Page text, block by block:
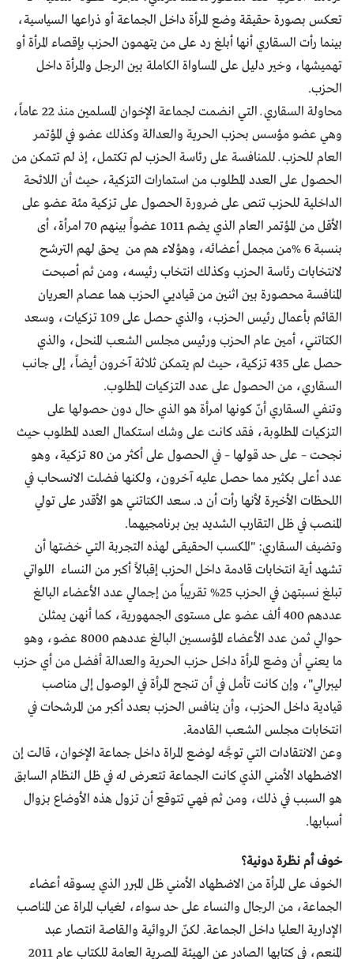
تعكس بصورة حقيقة وضع المرأة داخل الجماعة أو ذراعها السياسية،
بينما رأت السقاري أنها أبلغ رد على من يتهمون الحزب بإقصاء المرأة أو
تهميشها، وخير دليل على المساواة الكاملة بين الرجل والمرأة داخل
الحزب.
محاولة السقاري ــ التي انضمت لجماعة الإخوان المسلمين منذ 22 عاماً،
وهي عضو مؤسس بحزب الحرية والعدالة وكذلك عضو في المؤتمر
العام للحزب ــ للمنافسة على رئاسة الحزب لم تكتمل، إذ لم تتمكن من
الحصول على العدد المطلوب من استمارات التزكية، حيث أن اللائحة
الداخلية للحزب تنص على ضرورة الحصول على تزكية مئة عضو على
الأقل من المؤتمر العام الذي يضم 1011 عضواً بينهم 70 امرأة، أى
بنسبة 6 %من مجمل أعضائه، وهؤلاء هم من يحق لهم الترشح
لانتخابات رئاسة الحزب وكذلك انتخاب رئيسه، ومن ثم أصبحت
المنافسة محصورة بين اثنين من قياديي الحزب هما عصام العريان
القائم بأعمال رئيس الحزب، والذي حصل على 109 تزكيات، وسعد
الكتاتني، أمين عام الحزب ورئيس مجلس الشعب المنحل، والذي
حصل على 435 تزكية، حيث لم يتمكن ثلاثة آخرون أيضاً، إلى جانب
السقاري، من الحصول على عدد التزكيات المطلوب.
وتنفي السقاري أنّ كونها امرأة هو الذي حال دون حصولها على
التزكيات المطلوبة، فقد كانت على وشك استكمال العدد المطلوب حيث
نجحت – على حد قولها – في الحصول على أكثر من 80 تزكية، وهو
عدد أعلى بكثير مما حصل عليه آخرون، ولكنها فضلت الانسحاب في
اللحظات الأخيرة لأنها رأت أن د. سعد الكتاتني هو الأقدر على تولي
المنصب في ظل التقارب الشديد بين برنامجيهما.
وتضيف السقاري: "المكسب الحقيقى لهذه التجربة التي خضتها أن
تشهد أية انتخابات قادمة داخل الحزب إقبالاً أكبر من النساء اللواتي
تبلغ نسبتهن في الحزب 25% تقريباً من إجمالي عدد الأعضاء البالغ
عددهم 400 ألف عضو على مستوى الجمهورية، كما أنهن يمثلن
حوالي ثمن عدد الأعضاء المؤسسين البالغ عددهم 8000 عضو، وهو
ما يعني أن وضع المرأة داخل حزب الحرية والعدالة أفضل من أي حزب
ليبرالي"، وإن كانت تأمل في أن تنجح المرأة في الوصول إلى مناصب
قيادية داخل الحزب، وأن ينافس الحزب بعدد أكبر من المرشحات في
انتخابات مجلس الشعب القادمة.
وعن الانتقادات التي توجَّه لوضع المراة داخل جماعة الإخوان، قالت إن
الاضطهاد الأمني الذي كانت الجماعة تتعرض له في ظل النظام السابق
هو السبب في ذلك، ومن ثم فهي تتوقع أن تزول هذه الأوضاع بزوال
أسبابها.
خوف أم نظرة دونية؟
الخوف على المرأة من الاضطهاد الأمني ظل المبرر الذي يسوقه أعضاء
الجماعة، من الرجال والنساء على حد سواء، لغياب المراة عن المناصب
الإدارية العليا داخل الجماعة. لكنّ الروائية والقاصة انتصار عبد
المنعم، في كتابها الصادر عن الهيئة المصرية العامة للكتاب عام 2011